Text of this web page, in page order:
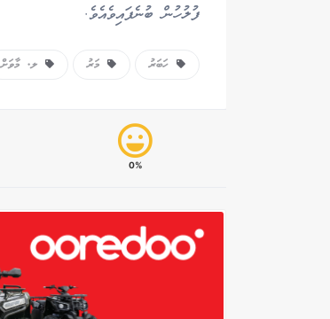
ފުލުހުން ބުނެފައިވެއެވެ.
ހަބަރު މަރު ލ. މާވަށް
0%